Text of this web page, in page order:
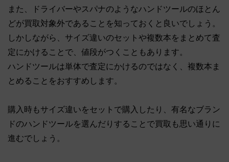
また、ドライバーやスパナのようなハンドツールのほとん
どが買取対象外であることを知っておくと良いでしょう。
しかしながら、サイズ違いのセットや複数本をまとめて査
定にかけることで、値段がつくこともあります。
ハンドツールは単体で査定にかけるのではなく、複数本ま
とめることをおすすめします。
購入時もサイズ違いをセットで購入したり、有名なブラン
ドのハンドツールを選んだりすることで買取も思い通りに
進むでしょう。